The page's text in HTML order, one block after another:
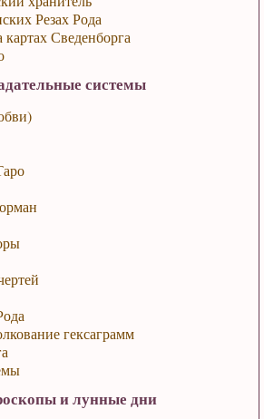
Резах Рода
Сведенборга
системы
гексаграмм
и лунные дни